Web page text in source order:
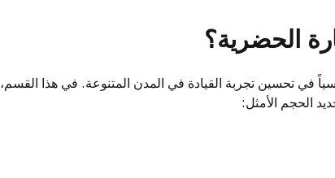
الحضرية؟
في تحسين تجربة القيادة في المدن المتنوعة. في هذا القسم،
الحجم الأمثل: